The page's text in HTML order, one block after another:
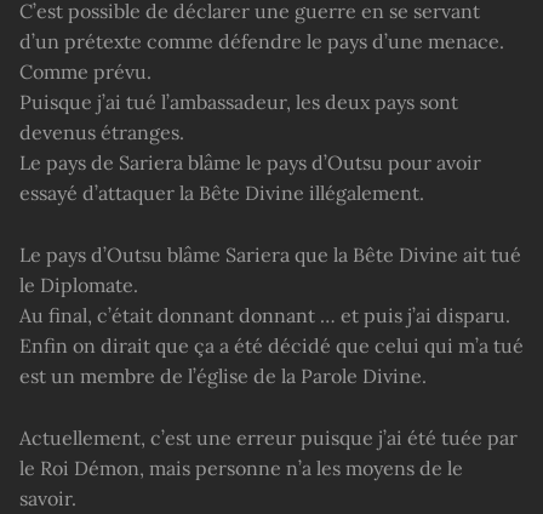
C’est possible de déclarer une guerre en se servant
d’un prétexte comme défendre le pays d’une menace.
Comme prévu.
Puisque j’ai tué l’ambassadeur, les deux pays sont
devenus étranges.
Le pays de Sariera blâme le pays d’Outsu pour avoir
essayé d’attaquer la Bête Divine illégalement.
Le pays d’Outsu blâme Sariera que la Bête Divine ait tué
le Diplomate.
Au final, c’était donnant donnant … et puis j’ai disparu.
Enfin on dirait que ça a été décidé que celui qui m’a tué
est un membre de l’église de la Parole Divine.
Actuellement, c’est une erreur puisque j’ai été tuée par
le Roi Démon, mais personne n’a les moyens de le
savoir.